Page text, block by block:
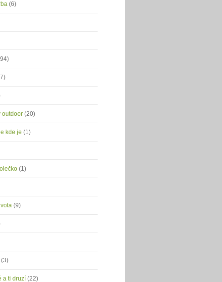
(6)
outdoor (20)
kde je (1)
(1)
(9)
(3)
a ti druzí (22)